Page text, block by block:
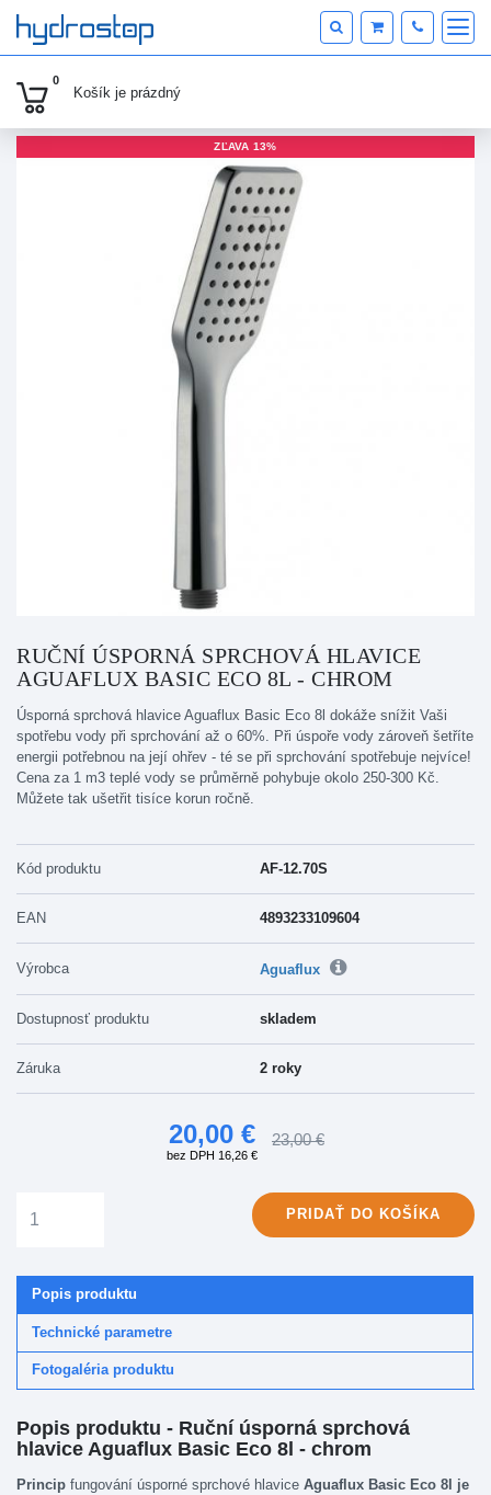
0
Košík je prázdný
ZĽAVA 13%
RUČNÍ ÚSPORNÁ SPRCHOVÁ HLAVICE
AGUAFLUX BASIC ECO 8L - CHROM
Úsporná sprchová hlavice Aguaflux Basic Eco 8l dokáže snížit Vaši
spotřebu vody při sprchování až o 60%. Při úspoře vody zároveň šetříte
energii potřebnou na její ohřev - té se při sprchování spotřebuje nejvíce!
Cena za 1 m3 teplé vody se průměrně pohybuje okolo 250-300 Kč.
Můžete tak ušetřit tisíce korun ročně.
Kód produktu AF-12.70S
EAN 4893233109604
Výrobca Aguaflux
Dostupnosť produktu skladem
Záruka 2 roky
20,00 €
bez DPH 16,26 €
23,00 €
PRIDAŤ DO KOŠÍKA
Popis produktu
Technické parametre
Fotogaléria produktu
Popis produktu - Ruční úsporná sprchová
hlavice Aguaflux Basic Eco 8l - chrom
Princip fungování úsporné sprchové hlavice Aguaflux Basic Eco 8l je